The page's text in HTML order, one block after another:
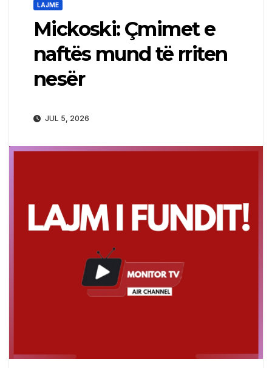
LAJME
Mickoski: Çmimet e
naftës mund të rriten
nesër
JUL 5, 2026